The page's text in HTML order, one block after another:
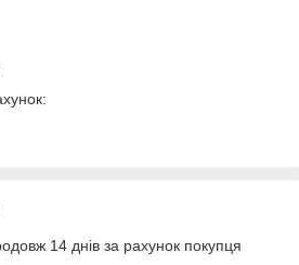
14 днів за рахунок покупця